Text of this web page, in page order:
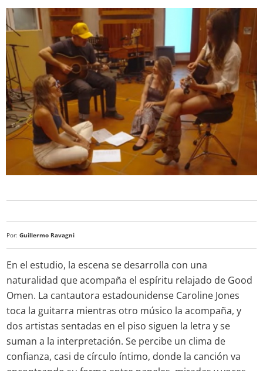
Por: Guillermo Ravagni
En el estudio, la escena se desarrolla con una
naturalidad que acompaña el espíritu relajado de Good
Omen. La cantautora estadounidense Caroline Jones
toca la guitarra mientras otro músico la acompaña, y
dos artistas sentadas en el piso siguen la letra y se
suman a la interpretación. Se percibe un clima de
confianza, casi de círculo íntimo, donde la canción va